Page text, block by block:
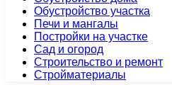
Обустройство участка
Печи и мангалы
Постройки на участке
Сад и огород
Строительство и ремонт
Стройматериалы